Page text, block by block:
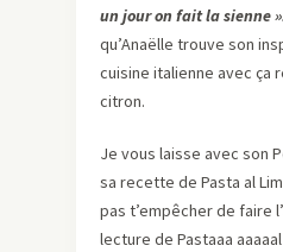
un jour on fait la sienne
qu’Anaëlle trouve son
cuisine italienne avec ça
citron.
Je vous laisse avec son
sa recette de Pasta al
pas t’empêcher de faire
lecture de Pastaaa